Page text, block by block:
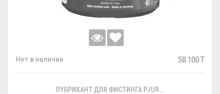
Нет в наличии 58 100 T
ЛУБРИКАНТ ДЛЯ ФИСТИНГА PJUR...